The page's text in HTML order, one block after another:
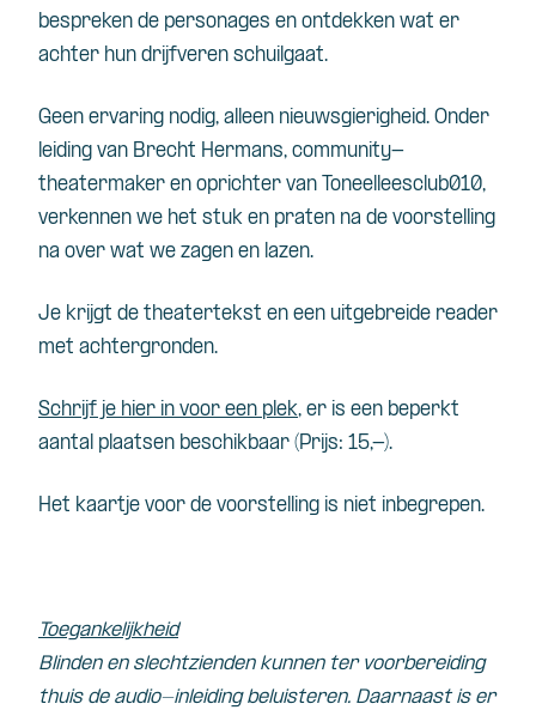
bespreken de personages en ontdekken wat er
achter hun drijfveren schuilgaat.
Geen ervaring nodig, alleen nieuwsgierigheid. Onder
leiding van Brecht Hermans, community-
theatermaker en oprichter van Toneelleesclub010,
verkennen we het stuk en praten na de voorstelling
na over wat we zagen en lazen.
Je krijgt de theatertekst en een uitgebreide reader
met achtergronden.
Schrijf je hier in voor een plek, er is een beperkt
aantal plaatsen beschikbaar (Prijs: 15,-).
Het kaartje voor de voorstelling is niet inbegrepen.
Toegankelijkheid
Blinden en slechtzienden kunnen ter voorbereiding
thuis de audio-inleiding beluisteren. Daarnaast is er